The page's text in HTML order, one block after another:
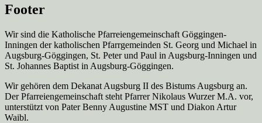
Footer
Wir sind die Katholische Pfarreien­gemeinschaft Göggingen-
Inningen der katholischen Pfarrgemeinden St. Georg und Michael in
Augsburg-Göggingen, St. Peter und Paul in Augsburg-Inningen und
St. Johannes Baptist in Augsburg-Göggingen.
Wir gehören dem Dekanat Augsburg II des Bistums Augsburg an.
Der Pfarreien­gemeinschaft steht Pfarrer Nikolaus Wurzer M.A. vor,
unterstützt von Pater Benny Augustine MST und Diakon Artur
Waibl.